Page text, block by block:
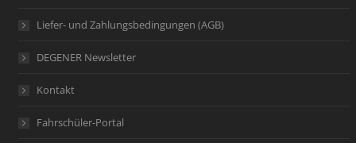
Liefer- und Zahlungsbedingungen (AGB)
DEGENER Newsletter
Kontakt
Fahrschüler-Portal